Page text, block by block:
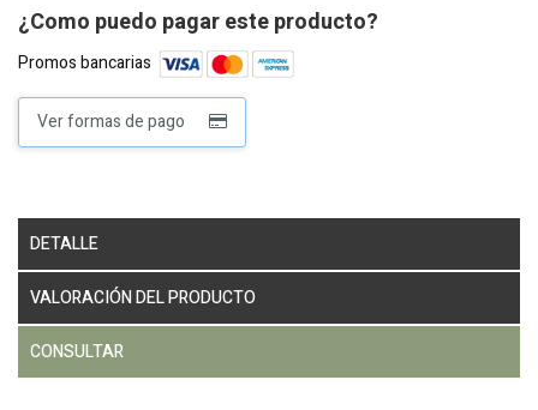
¿Como puedo pagar este producto?
Promos bancarias
Ver formas de pago
DETALLE
VALORACIÓN DEL PRODUCTO
CONSULTAR